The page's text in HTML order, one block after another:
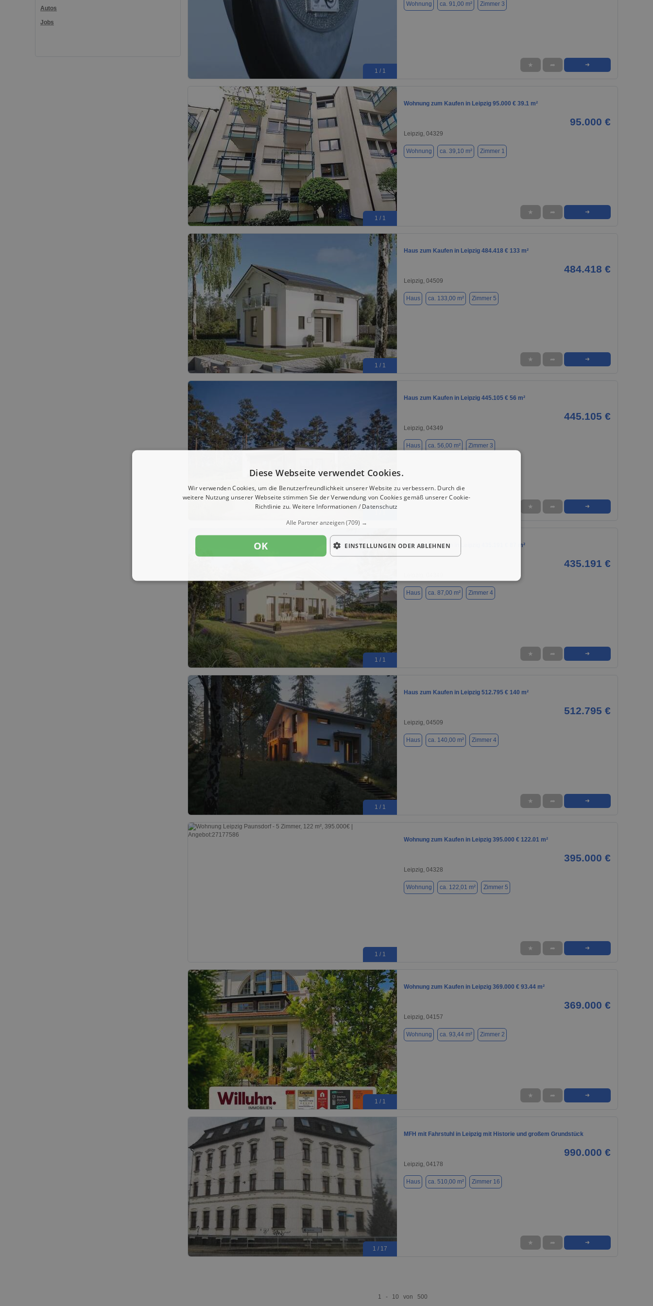
Autos
Jobs
1 / 1
Wohnung ca. 91,00 m² Zimmer 3
★ ➦ ➜
1 / 1
Wohnung zum Kaufen in Leipzig 95.000 € 39.1 m²
95.000 €
Leipzig, 04329
Wohnung ca. 39,10 m² Zimmer 1
★ ➦ ➜
1 / 1
Haus zum Kaufen in Leipzig 484.418 € 133 m²
484.418 €
Leipzig, 04509
Haus ca. 133,00 m² Zimmer 5
★ ➦ ➜
Haus zum Kaufen in Leipzig 445.105 € 56 m²
445.105 €
Leipzig, 04349
Haus ca. 56,00 m² Zimmer 3
★ ➦ ➜
1 / 1
Haus zum Kaufen in Leipzig 435.191 € 87 m²
435.191 €
Haus ca. 87,00 m² Zimmer 4
★ ➦ ➜
1 / 1
Haus zum Kaufen in Leipzig 512.795 € 140 m²
512.795 €
Leipzig, 04509
Haus ca. 140,00 m² Zimmer 4
★ ➦ ➜
1 / 1
Wohnung zum Kaufen in Leipzig 395.000 € 122.01 m²
395.000 €
Leipzig, 04328
Wohnung ca. 122,01 m² Zimmer 5
★ ➦ ➜
1 / 1
Wohnung zum Kaufen in Leipzig 369.000 € 93.44 m²
369.000 €
Leipzig, 04157
Wohnung ca. 93,44 m² Zimmer 2
★ ➦ ➜
1 / 17
MFH mit Fahrstuhl in Leipzig mit Historie und großem Grundstück
990.000 €
Leipzig, 04178
Haus ca. 510,00 m² Zimmer 16
★ ➦ ➜
1 - 10 von 500
Diese Webseite verwendet Cookies.
Wir verwenden Cookies, um die Benutzerfreundlichkeit unserer Website zu verbessern. Durch die
weitere Nutzung unserer Webseite stimmen Sie der Verwendung von Cookies gemäß unserer Cookie-
Richtlinie zu. Weitere Informationen / Datenschutz
Alle Partner anzeigen(709) →
OK EINSTELLUNGEN ODER ABLEHNEN